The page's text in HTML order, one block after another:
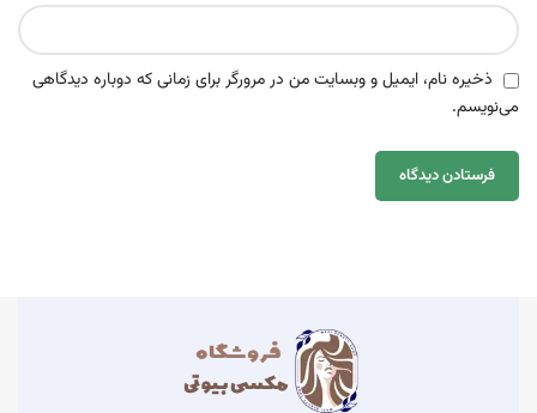
ذخیره نام، ایمیل و وبسایت من در مرورگر برای زمانی که دوباره دیدگاهی
می‌نویسم.